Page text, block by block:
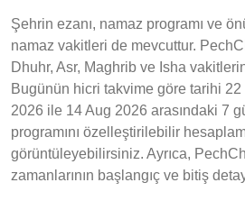
Şehrin ezanı, namaz programı ve
namaz vakitleri de mevcuttur.
Dhuhr, Asr, Maghrib ve Isha
Bugünün hicri takvime göre tarihi
2026 ile 14 Aug 2026 arasındaki 7
programını özelleştirilebilir
görüntüleyebilirsiniz. Ayrıca,
zamanlarının başlangıç ve bitiş